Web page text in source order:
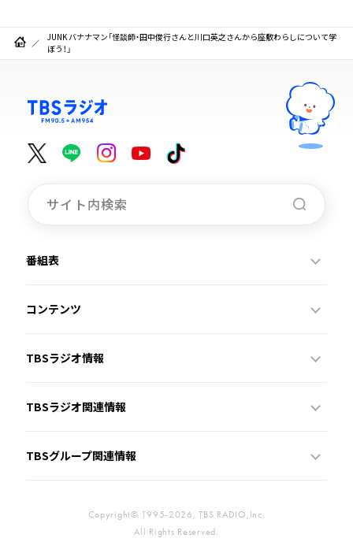
JUNK バナナマン「怪談師・田中俊行さんと川口英之さんから座敷わらしについて学
ぼう！」
番組表
コンテンツ
TBSラジオ情報
TBSラジオ関連情報
TBSグループ関連情報
Copyright© 1995-2026, TBS RADIO,Inc.
All Rights Reserved.